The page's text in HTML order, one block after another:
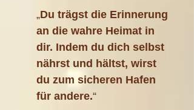
„Du trägst die Erinnerung
an die wahre Heimat in
dir. Indem du dich selbst
nährst und hältst, wirst
du zum sicheren Hafen
für andere.“